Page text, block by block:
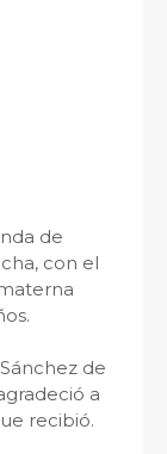
de
con el
de
a
recibió.